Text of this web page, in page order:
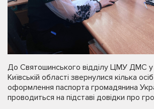
До Святошинського відділу ЦМУ ДМС у
Київській області звернулися кілька
оформлення паспорта громадянина
проводиться на підставі довідки про